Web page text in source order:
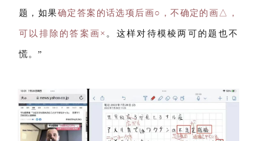
题，如果确定答案的话选项后画○，不确定的画△，
可以排除的答案画× 。这样对待模棱两可的题也不
慌。”